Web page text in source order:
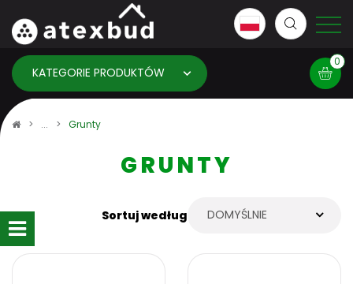
KATEGORIE PRODUKTÓW
0
info:
Grunty
GRUNTY
Sortuj według DOMYŚLNIE